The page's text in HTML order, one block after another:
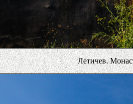
Летичев.